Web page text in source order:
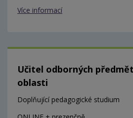
Více informací
Učitel odborných
oblasti
Doplňující pedagogické studium